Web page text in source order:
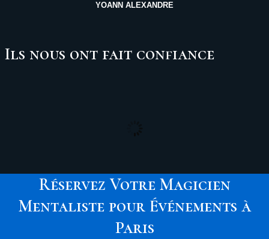
YOANN ALEXANDRE
Ils nous ont fait confiance
Réservez Votre Magicien
Mentaliste pour Événements à
Paris